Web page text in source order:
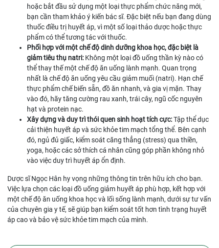
hoặc bắt đầu sử dụng một loại thực phẩm chức năng mới,
bạn cần tham khảo ý kiến bác sĩ. Đặc biệt nếu bạn đang dùng
thuốc điều trị huyết áp, vì một số loại thảo dược hoặc thực
phẩm có thể tương tác với thuốc.
Phối hợp với một chế độ dinh dưỡng khoa học, đặc biệt là
giảm tiêu thụ natri: Không một loại đồ uống thần kỳ nào có
thể thay thế một chế độ ăn uống lành mạnh. Quan trọng
nhất là chế độ ăn uống yêu cầu giảm muối (natri). Hạn chế
thực phẩm chế biến sẵn, đồ ăn nhanh, và gia vị mặn. Thay
vào đó, hãy tăng cường rau xanh, trái cây, ngũ cốc nguyên
hạt và protein nạc.
Xây dựng và duy trì thói quen sinh hoạt tích cực:Tập thể dục
cải thiện huyết áp và sức khỏe tim mạch tổng thể. Bên cạnh
đó, ngủ đủ giấc, kiểm soát căng thẳng (stress) qua thiền,
yoga, hoặc các sở thích cá nhân cũng góp phần không nhỏ
vào việc duy trì huyết áp ổn định.
Dược sĩ Ngọc Hân hy vọng những thông tin trên hữu ích cho bạn.
Việc lựa chọn các loại đồ uống giảm huyết áp phù hợp, kết hợp với
một chế độ ăn uống khoa học và lối sống lành mạnh, dưới sự tư vấn
của chuyên gia y tế, sẽ giúp bạn kiểm soát tốt hơn tình trạng huyết
áp cao và bảo vệ sức khỏe tim mạch của mình.